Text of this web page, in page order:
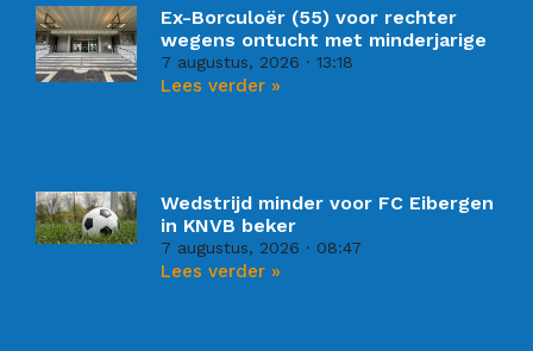
Ex-Borculoër (55) voor rechter
wegens ontucht met minderjarige
7 augustus, 2026 13:18
Lees verder »
Wedstrijd minder voor FC Eibergen
in KNVB beker
7 augustus, 2026 08:47
Lees verder »